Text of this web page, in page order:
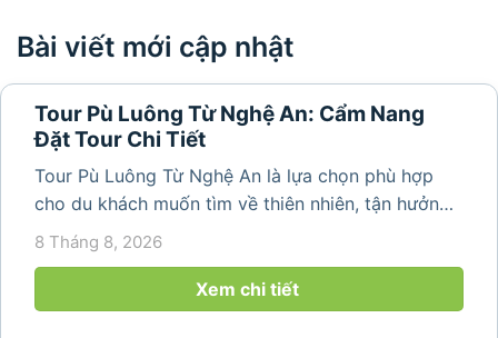
Bài viết mới cập nhật
Tour Pù Luông Từ Nghệ An: Cẩm Nang
Đặt Tour Chi Tiết
Tour Pù Luông Từ Nghệ An là lựa chọn phù hợp
cho du khách muốn tìm về thiên nhiên, tận hưởng
không khí trong lành và khám phá vẻ đẹp bình yên
8 Tháng 8, 2026
Xem chi tiết